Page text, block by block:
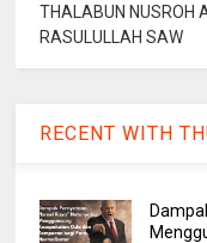
THALABUN NUSROH
RASULULLAH SAW
RECENT WITH